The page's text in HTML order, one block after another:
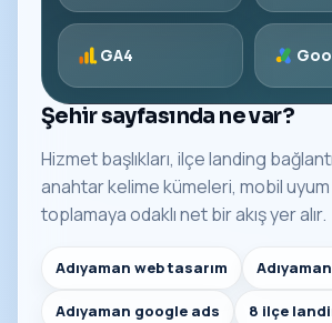
GA4
Şehir sayfasında ne var?
Hizmet başlıkları, ilçe landing
anahtar kelime kümeleri, mobil
toplamaya odaklı net bir akış yer alır.
Adıyaman web tasarım
Adıyaman google ads 8 ilçe